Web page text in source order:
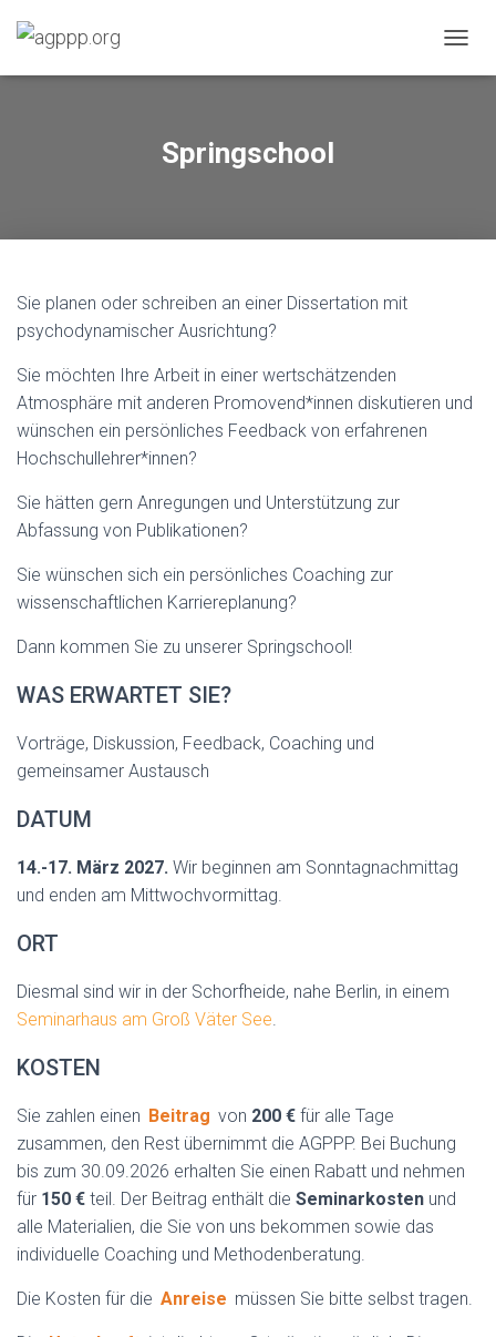
A
N
T
Springschool
Sie planen oder schreiben an einer Dissertation mit
psychodynamischer Ausrichtung?
Sie möchten Ihre Arbeit in einer wertschätzenden
Atmosphäre mit anderen Promovend*innen diskutieren und
wünschen ein persönliches Feedback von erfahrenen
Hochschullehrer*innen?
Sie hätten gern Anregungen und Unterstützung zur
Abfassung von Publikationen?
Sie wünschen sich ein persönliches Coaching zur
wissenschaftlichen Karriereplanung?
Dann kommen Sie zu unserer Springschool!
WAS ERWARTET SIE?
Vorträge, Diskussion, Feedback, Coaching und
gemeinsamer Austausch
DATUM
14.-17. März 2027. Wir beginnen am Sonntagnachmittag
und enden am Mittwochvormittag.
ORT
Diesmal sind wir in der Schorfheide, nahe Berlin, in einem
Seminarhaus am Groß Väter See.
KOSTEN
Sie zahlen einen Beitrag von 200 € für alle Tage
zusammen, den Rest übernimmt die AGPPP. Bei Buchung
bis zum 30.09.2026 erhalten Sie einen Rabatt und nehmen
für 150 € teil. Der Beitrag enthält die Seminarkosten und
alle Materialien, die Sie von uns bekommen sowie das
individuelle Coaching und Methodenberatung.
Die Kosten für die Anreise müssen Sie bitte selbst tragen.